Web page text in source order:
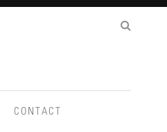
CONTACT